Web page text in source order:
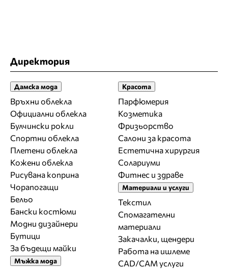
Директория
Дамска мода
Връхни облекла
Официални облекла
Булчински рокли
Спортни облекла
Плетени облекла
Кожени облекла
Рисувана коприна
Чорапогащи
Бельо
Бански костюми
Модни дизайнери
Бутици
За бъдещи майки
Мъжка мода
Красота
Парфюмерия
Козметика
Фризьорство
Салони за красота
Естетична хирургия
Солариуми
Фитнес и здраве
Материали и услуги
Текстил
Спомагателни
материали
Закачалки, щендери
Работа на ишлеме
CAD/CAM услуги